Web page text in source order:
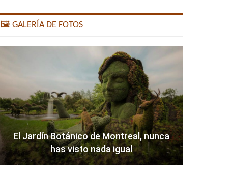
🖼️ GALERÍA DE FOTOS
El Jardín Botánico de Montreal, nunca
has visto nada igual